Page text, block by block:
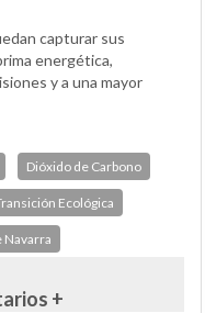
capturar sus
energética,
y a una mayor
Dióxido de Carbono
Ecológica
Navarra
+